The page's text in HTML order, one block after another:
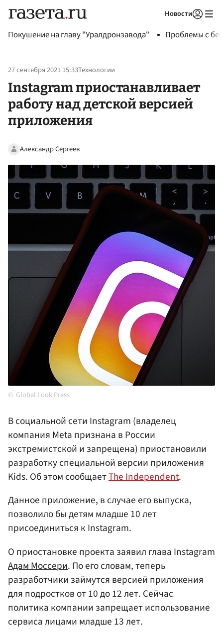
Новости
Покушение на главу "Уралдронзавода" Проблемы с
27 сентября 2021 15:33Технологии
Instagram приостанавливает
работу над детской версией
приложения
Александр Сергеев
Global Look Press
В социальной сети Instagram (владелец
компания Meta признана в России
экстремистской и запрещена) приостановили
разработку специальной версии приложения
Kids. Об этом сообщаетThe Independent.
Данное приложение, в случае его выпуска,
позволило бы детям младше 10 лет
присоединиться к Instagram.
О приостановке проекта заявил глава Instagram
Адам Моссери. По его словам, теперь
разработчики займутся версией приложения
для подростков от 10 до 12 лет. Сейчас
политика компании запрещает использование
сервиса лицами младше 13 лет.